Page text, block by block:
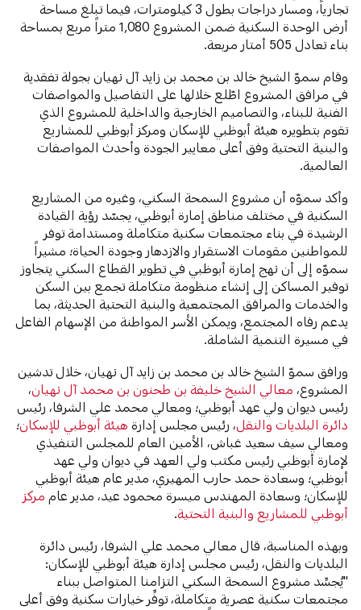
تجارياً، ومسار دراجات بطول 3 كيلومترات، فيما تبلغ مساحة
أرض الوحدة السكنية ضمن المشروع 1,080 متراً مربع بمساحة
بناء تعادل 505 أمتار مربعة.
وقام سموّ الشيخ خالد بن محمد بن زايد آل نهيان بجولة تفقدية
في مرافق المشروع اطّلع خلالها على التفاصيل والمواصفات
الفنية للبناء، والتصاميم الخارجية والداخلية للمشروع الذي
تقوم بتطويره هيئة أبوظبي للإسكان ومركز أبوظبي للمشاريع
والبنية التحتية وفق أعلى معايير الجودة وأحدث المواصفات
العالمية.
وأكد سموّه أن مشروع السمحة السكني، وغيره من المشاريع
السكنية في مختلف مناطق إمارة أبوظبي، يجسّد رؤية القيادة
الرشيدة في بناء مجتمعات سكنية متكاملة ومستدامة توفر
للمواطنين مقومات الاستقرار والازدهار وجودة الحياة؛ مشيراً
سموّه إلى أن نهج إمارة أبوظبي في تطوير القطاع السكني يتجاوز
توفير المساكن إلى إنشاء منظومة متكاملة تجمع بين السكن
والخدمات والمرافق المجتمعية والبنية التحتية الحديثة، بما
يدعم رفاه المجتمع، ويمكن الأسر المواطنة من الإسهام الفاعل
في مسيرة التنمية الشاملة.
ورافق سموّ الشيخ خالد بن محمد بن زايد آل نهيان، خلال تدشين
المشروع، معالي الشيخ خليفة بن طحنون بن محمد آل نهيان،
رئيس ديوان ولي عهد أبوظبي؛ ومعالي محمد علي الشرفا، رئيس
دائرة البلديات والنقل، رئيس مجلس إدارة هيئة أبوظبي للإسكان؛
ومعالي سيف سعيد غباش، الأمين العام للمجلس التنفيذي
لإمارة أبوظبي رئيس مكتب ولي العهد في ديوان ولي عهد
أبوظبي؛ وسعادة حمد حارب المهيري، مدير عام هيئة أبوظبي
للإسكان؛ وسعادة المهندس ميسرة محمود عيد، مدير عام مركز
أبوظبي للمشاريع والبنية التحتية.
وبهذه المناسبة، قال معالي محمد علي الشرفا، رئيس دائرة
البلديات والنقل، رئيس مجلس إدارة هيئة أبوظبي للإسكان:
"يُجسِّد مشروع السمحة السكني التزامنا المتواصل ببناء
مجتمعات سكنية عصرية متكاملة، توفِّر خيارات سكنية وفق أعلى